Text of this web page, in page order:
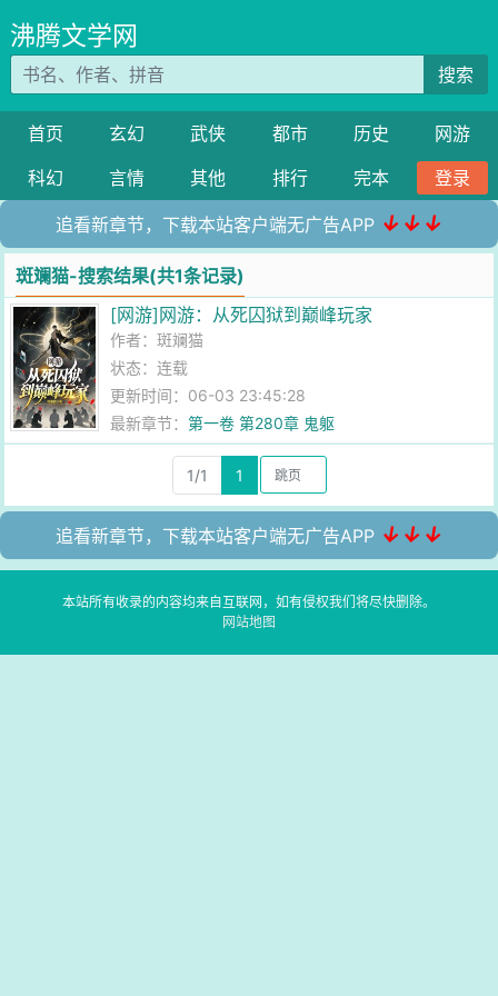
沸腾文学网
搜索
首页 玄幻 武侠 都市 历史
网游
科幻
言情 其他 排行 完本 登录
追看新章节，下载本站客户端无广告APP ↓↓↓
斑斓猫-搜索结果(共1条记录)
[网游]网游：从死囚狱到巅峰玩家
作者：斑斓猫
状态：连载
更新时间：06-03 23:45:28
最新章节：第一卷 第280章 鬼躯
1/1 1
追看新章节，下载本站客户端无广告APP ↓↓↓
本站所有收录的内容均来自互联网，如有侵权我们将尽快删除。
网站地图